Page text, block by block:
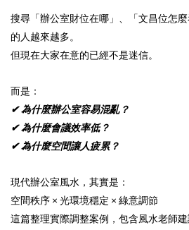
搜尋「辦公室財位在哪」、「文昌位怎麼
的人越來越多。
但現在大家在意的已經不是迷信。
而是：
✔ 為什麼辦公室容易混亂？
✔ 為什麼會議效率低？
✔ 為什麼空間讓人疲累？
現代辦公室風水，其實是：
空間秩序 × 光環境穩定 × 綠意調節
這篇整理實際調整案例，包含風水老師